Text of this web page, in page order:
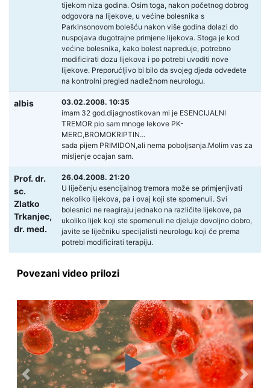
tijekom niza godina. Osim toga, nakon početnog dobrog
odgovora na lijekove, u većine bolesnika s
Parkinsonovom bolešću nakon više godina dolazi do
nuspojava dugotrajne primjene lijekova. Stoga je kod
većine bolesnika, kako bolest napreduje, potrebno
modificirati dozu lijekova i po potrebi uvoditi nove
lijekove. Preporućljivo bi bilo da svojeg djeda odvedete
na kontrolni pregled nadležnom neurologu.
albis
03.02.2008. 10:35
imam 32 god.dijagnostikovan mi je ESENCIJALNI
TREMOR pio sam mnoge lekove PK-
MERC,BROMOKRIPTIN...
sada pijem PRIMIDON,ali nema poboljsanja.Molim vas za
misljenje ocajan sam.
Prof. dr.
sc.
Zlatko
Trkanjec,
dr. med.
26.04.2008. 21:20
U liječenju esencijalnog tremora može se primjenjivati
nekoliko lijekova, pa i ovaj koji ste spomenuli. Svi
bolesnici ne reagiraju jednako na različite lijekove, pa
ukoliko lijek koji ste spomenuli ne djeluje dovoljno dobro,
javite se liječniku specijalisti neurologu koji će prema
potrebi modificirati terapiju.
Povezani video prilozi
Previous Next